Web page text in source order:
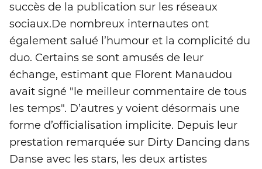
succès de la publication sur les réseaux
sociaux.De nombreux internautes ont
également salué l’humour et la complicité du
duo. Certains se sont amusés de leur
échange, estimant que Florent Manaudou
avait signé "le meilleur commentaire de tous
les temps". D’autres y voient désormais une
forme d’officialisation implicite. Depuis leur
prestation remarquée sur Dirty Dancing dans
Danse avec les stars, les deux artistes